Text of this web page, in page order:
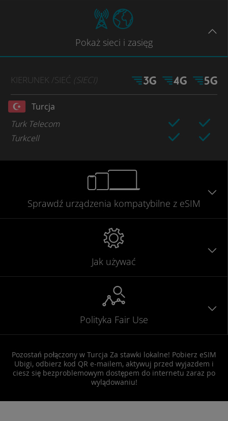
Pokaż sieci i zasięg
KIERUNEK /SIEĆ (SIECI)
Turcja
Turk Telecom
Turkcell
Sprawdź urządzenia kompatybilne z eSIM
Jak używać
Polityka Fair Use
Pozostań połączony w Turcja Za stawki lokalne! Pobierz eSIM
Ubigi, odbierz kod QR e-mailem, aktywuj przed wyjazdem i
ciesz się bezproblemowym dostępem do internetu zaraz po
wylądowaniu!